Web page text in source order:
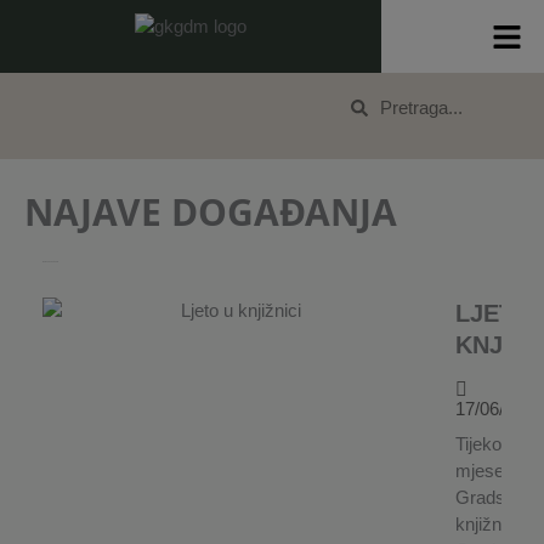
SearchSearch
NAJAVE DOGAĐANJA
LJETO
17/06/2026
Tijekom
mjeseci
Gradska
knjižnica